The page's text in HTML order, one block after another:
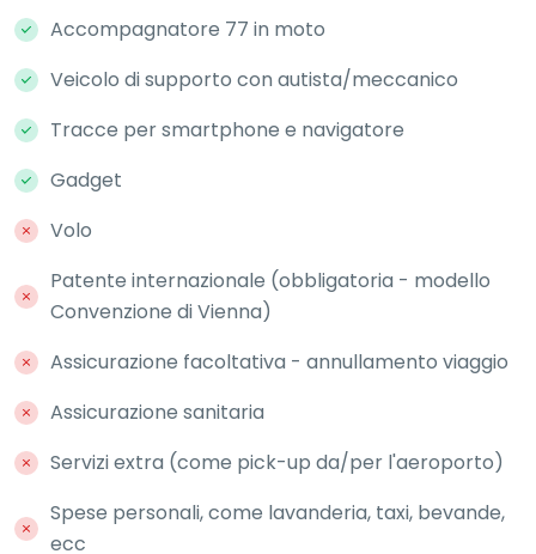
Accompagnatore 77 in moto
Veicolo di supporto con autista/meccanico
Tracce per smartphone e navigatore
Gadget
Volo
Patente internazionale (obbligatoria - modello
Convenzione di Vienna)
Assicurazione facoltativa - annullamento viaggio
Assicurazione sanitaria
Servizi extra (come pick-up da/per l'aeroporto)
Spese personali, come lavanderia, taxi, bevande,
ecc